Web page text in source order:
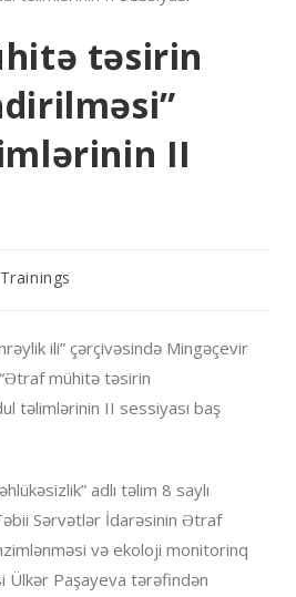
təsirin
II
Trainings
ili” çərçivəsində Mingəçevir
mühitə təsirin
təlimlərinin II sessiyası baş
adlı təlim 8 saylı
Sərvətlər İdarəsinin Ətraf
və ekoloji monitorinq
Ülkər Paşayeva tərəfindən